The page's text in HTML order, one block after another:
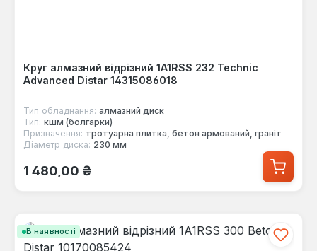
Круг алмазний відрізний 1A1RSS 232 Technic
Advanced Distar 14315086018
Тип обладнання: алмазний диск
Тип: кшм (болгарки)
Призначення: тротуарна плитка, бетон армований, граніт
Діаметр диска: 230 мм
Звичайна ціна:
1 480,00 ₴
В наявності